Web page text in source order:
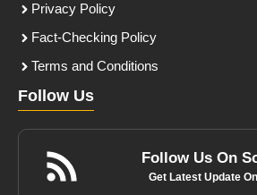
Privacy Policy
Fact-Checking Policy
Terms and Conditions
Follow Us
Follow Us On
Get Latest Update